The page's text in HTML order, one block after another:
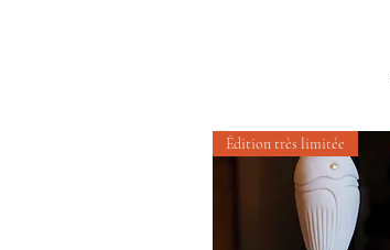
Édition très limitée